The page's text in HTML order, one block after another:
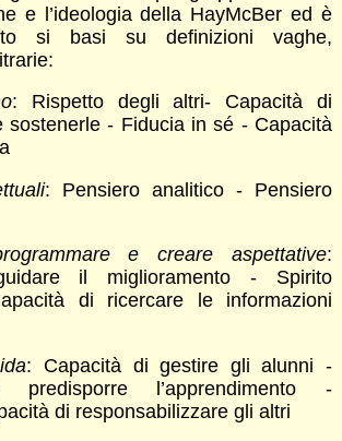
e l’ideologia della HayMcBer ed è
si basi su definizioni vaghe,
: Rispetto degli altri- Capacità di
sostenerle - Fiducia in sé - Capacità
: Pensiero analitico - Pensiero
e creare aspettative:
il miglioramento - Spirito
di ricercare le informazioni
: Capacità di gestire gli alunni -
predisporre l’apprendimento -
di responsabilizzare gli altri